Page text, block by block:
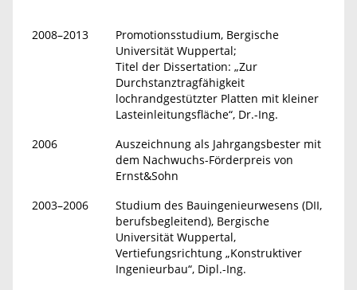
2008–2013
Promotionsstudium, Bergische
Universität Wuppertal;
Titel der Dissertation: „Zur
Durchstanztragfähigkeit
lochrandgestützter Platten mit kleiner
Lasteinleitungsfläche“, Dr.-Ing.
2006
Auszeichnung als Jahrgangsbester mit
dem Nachwuchs-Förderpreis von
Ernst&Sohn
2003–2006
Studium des Bauingenieurwesens (DII,
berufsbegleitend), Bergische
Universität Wuppertal,
Vertiefungsrichtung „Konstruktiver
Ingenieurbau“, Dipl.-Ing.